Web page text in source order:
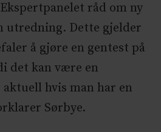
råd om ny
utredning. Dette gjelder
å gjøre en gentest på
det kan være en
hvis man har en
Sørbye.